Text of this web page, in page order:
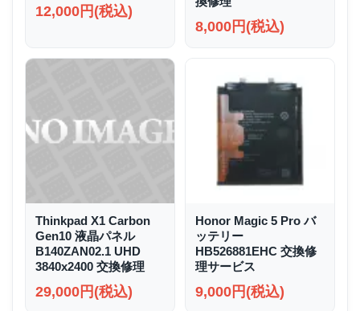
12,000円(税込)
8,000円(税込)
Thinkpad X1 Carbon
Gen10 液晶パネル
B140ZAN02.1 UHD
3840x2400 交換修理
29,000円(税込)
Honor Magic 5 Pro バ
ッテリー
HB526881EHC 交換修
理サービス
9,000円(税込)